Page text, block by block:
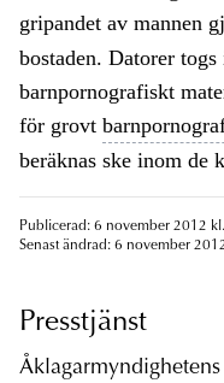
gripandet av mannen
bostaden. Datorer
barnpornografiskt
för grovt
beräknas ske inom de
Publicerad: 6 november 2012
Senast ändrad: 6 november
Presstjänst
Åklagarmyndighetens